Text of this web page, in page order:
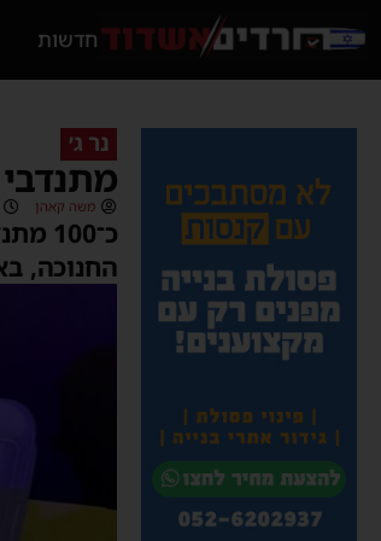
חדשות
נר ג׳
משה קאהן
החנוכה,